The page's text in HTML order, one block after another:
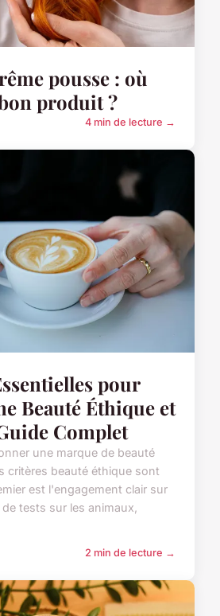
pousse : où
produit ?
4 min de lecture →
pour
Beauté Éthique et
Complet
une marque de beauté
critères beauté éthique sont
est l'engagement clair sur
tests sur les animaux,
2 min de lecture →